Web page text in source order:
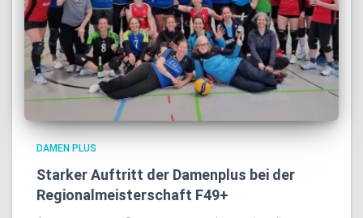
DAMEN PLUS
Starker Auftritt der Damenplus bei der
Regionalmeisterschaft F49+